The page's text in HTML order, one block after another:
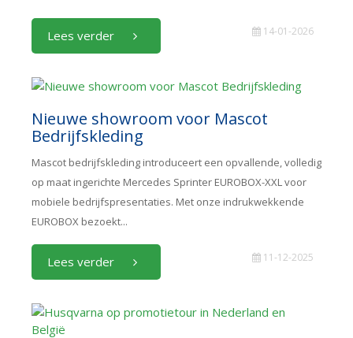
Lees verder 14-01-2026
Nieuwe showroom voor Mascot
Bedrijfskleding
Mascot bedrijfskleding introduceert een opvallende, volledig
op maat ingerichte Mercedes Sprinter EUROBOX-XXL voor
mobiele bedrijfspresentaties. Met onze indrukwekkende
EUROBOX bezoekt...
Lees verder 11-12-2025